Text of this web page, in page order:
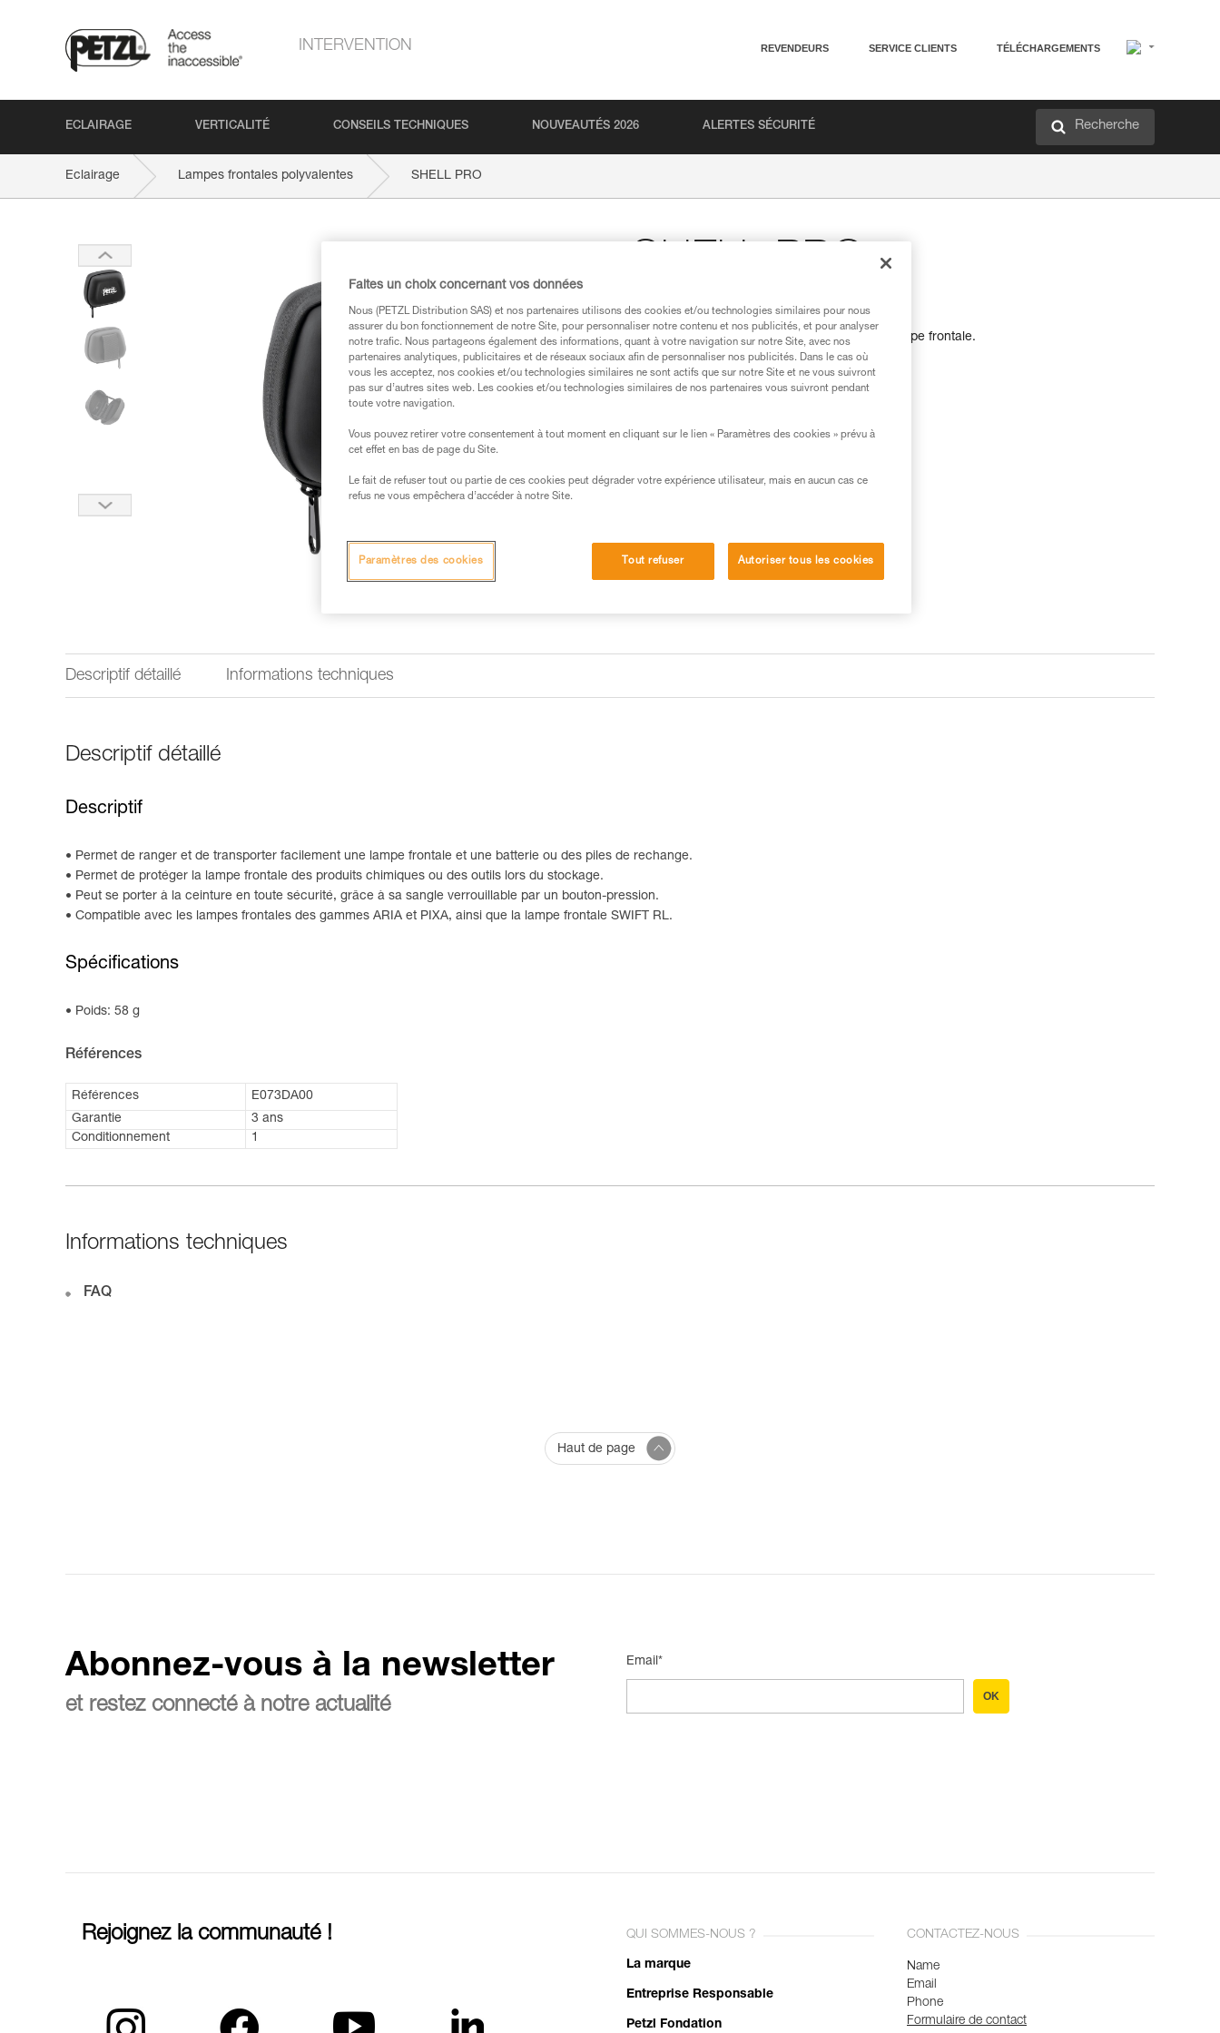
INTERVENTION REVENDEURS SERVICE CLIENTS TÉLÉCHARGEMENTS
ECLAIRAGE VERTICALITÉ CONSEILS TECHNIQUES NOUVEAUTÉS 2026 ALERTES SÉCURITÉ Recherche
Eclairage Lampes frontales polyvalentes SHELL PRO
Pochette pour lampe frontale
Pochette de rangement et de transport pour lampe frontale.
Trouvez un revendeur
Descriptif détaillé Informations techniques
Descriptif détaillé
Descriptif
Permet de ranger et de transporter facilement une lampe frontale et une batterie ou des piles de rechange.
Permet de protéger la lampe frontale des produits chimiques ou des outils lors du stockage.
Peut se porter à la ceinture en toute sécurité, grâce à sa sangle verrouillable par un bouton-pression.
Compatible avec les lampes frontales des gammes ARIA et PIXA, ainsi que la lampe frontale SWIFT RL.
Spécifications
Poids: 58 g
Références
Références
E073DA00
Garantie
3 ans
Conditionnement
1
Informations techniques
FAQ
Haut de page
Abonnez-vous à la newsletter
et restez connecté à notre actualité
Email*
OK
Rejoignez la communauté ! QUI SOMMES-NOUS ?
La marque
Entreprise Responsable
Petzl Fondation
CONTACTEZ-NOUS
Name
Email
Phone
Formulaire de contact
Faites un choix concernant vos données
Nous (PETZL Distribution SAS) et nos partenaires utilisons des cookies et/ou technologies similaires pour nous
assurer du bon fonctionnement de notre Site, pour personnaliser notre contenu et nos publicités, et pour analyser
notre trafic. Nous partageons également des informations, quant à votre navigation sur notre Site, avec nos
partenaires analytiques, publicitaires et de réseaux sociaux afin de personnaliser nos publicités. Dans le cas où
vous les acceptez, nos cookies et/ou technologies similaires ne sont actifs que sur notre Site et ne vous suivront
pas sur d’autres sites web. Les cookies et/ou technologies similaires de nos partenaires vous suivront pendant
toute votre navigation.
Vous pouvez retirer votre consentement à tout moment en cliquant sur le lien « Paramètres des cookies » prévu à
cet effet en bas de page du Site.
Le fait de refuser tout ou partie de ces cookies peut dégrader votre expérience utilisateur, mais en aucun cas ce
refus ne vous empêchera d’accéder à notre Site.
Tout refuser Autoriser tous les cookies
Paramètres des cookies